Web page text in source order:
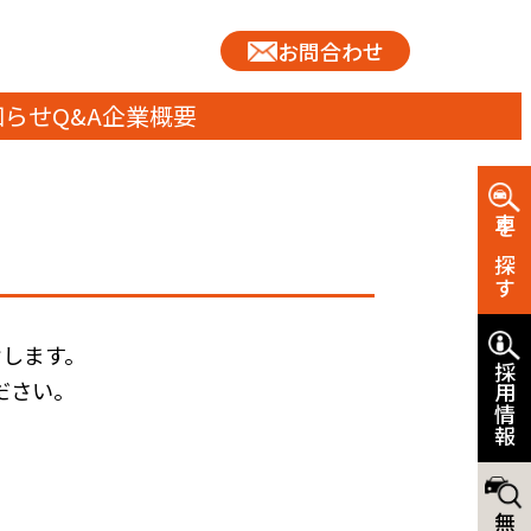
お問合わせ
せQ&A企業概要
車を探す
採用情報
ます。
い。